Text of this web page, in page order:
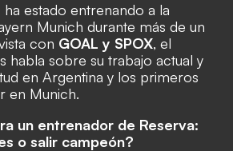
estado entrenando a la
Munich durante más de un
con GOAL y SPOX, el
habla sobre su trabajo actual y
en Argentina y los primeros
en Munich.
un entrenador de Reserva:
o salir campeón?